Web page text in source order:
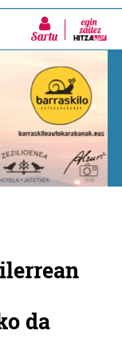
Sartu
da